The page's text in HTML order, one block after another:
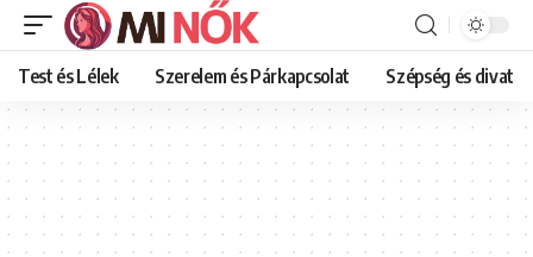
Test és Lélek Szerelem és Párkapcsolat Szépség és divat